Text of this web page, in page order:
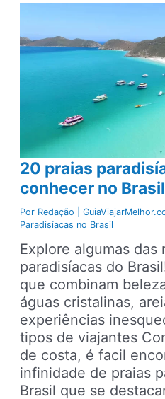
20 praias
conhecer no Brasil
Por Redação |
Paradisíacas no Brasil
Explore algumas das
paradisíacas do
que combinam
águas cristalinas,
experiências
tipos de viajantes
de costa, é facil
infinidade de praias
Brasil que se